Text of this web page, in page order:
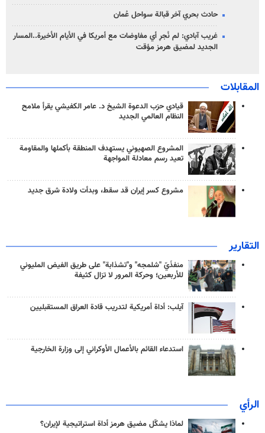
حادث بحري آخر قبالة سواحل عُمان
غريب آبادي: لم نُجرِ أي مفاوضات مع أمريكا في الأيام الأخيرة..المسار
الجديد لمضيق هرمز مؤقت
المقابلات
قيادي حزب الدعوة الشيخ د. عامر الكفيشي يقرأ ملامح
النظام العالمي الجديد
المشروع الصهيوني يستهدف المنطقة بأكملها والمقاومة
تعيد رسم معادلة المواجهة
مشروع كسر إيران قد سقط، وبدأت ولادة شرق جديد
التقارير
منفذَيّ "شلمجه" و"تشذابة" على طريق الفيض المليوني
للأربعين؛ وحركة المرور لا تزال كثيفة
آيلب: أداة أمريكية لتدريب قادة العراق المستقبليين
استدعاء القائم بالأعمال الأوكراني إلى وزارة الخارجية
الرأي
لماذا يشكّل مضيق هرمز أداة استراتيجية لإيران؟